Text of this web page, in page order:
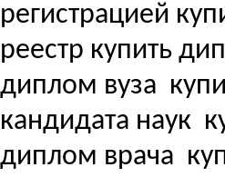
регистрацией
реестр купить
диплом вуза
кандидата наук
диплом врача